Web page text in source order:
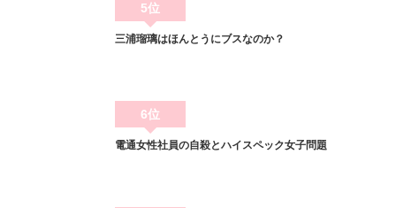
5位
三浦瑠璃はほんとうにブスなのか？
6位
電通女性社員の自殺とハイスペック女子問題